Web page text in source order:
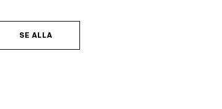
SE ALLA